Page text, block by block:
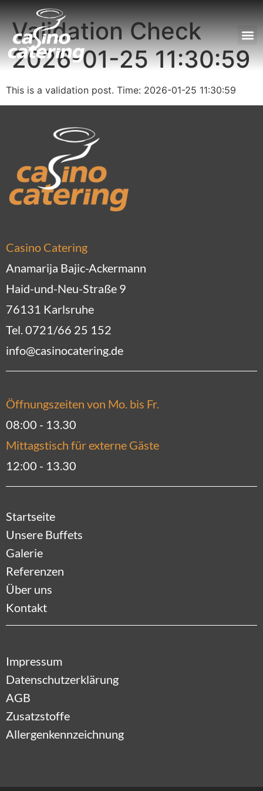
Validation Check
2026-01-25 11:30:59
This is a validation post. Time: 2026-01-25 11:30:59
Casino Catering
Anamarija Bajic-Ackermann
Haid-und-Neu-Straße 9
76131 Karlsruhe
Tel. 0721/66 25 152
info@casinocatering.de
Öffnungszeiten von Mo. bis Fr.
08:00 - 13.30
Mittagstisch für externe Gäste
12:00 - 13.30
Startseite
Unsere Buffets
Galerie
Referenzen
Über uns
Kontakt
Impressum
Datenschutzerklärung
AGB
Zusatzstoffe
Allergenkennzeichnung